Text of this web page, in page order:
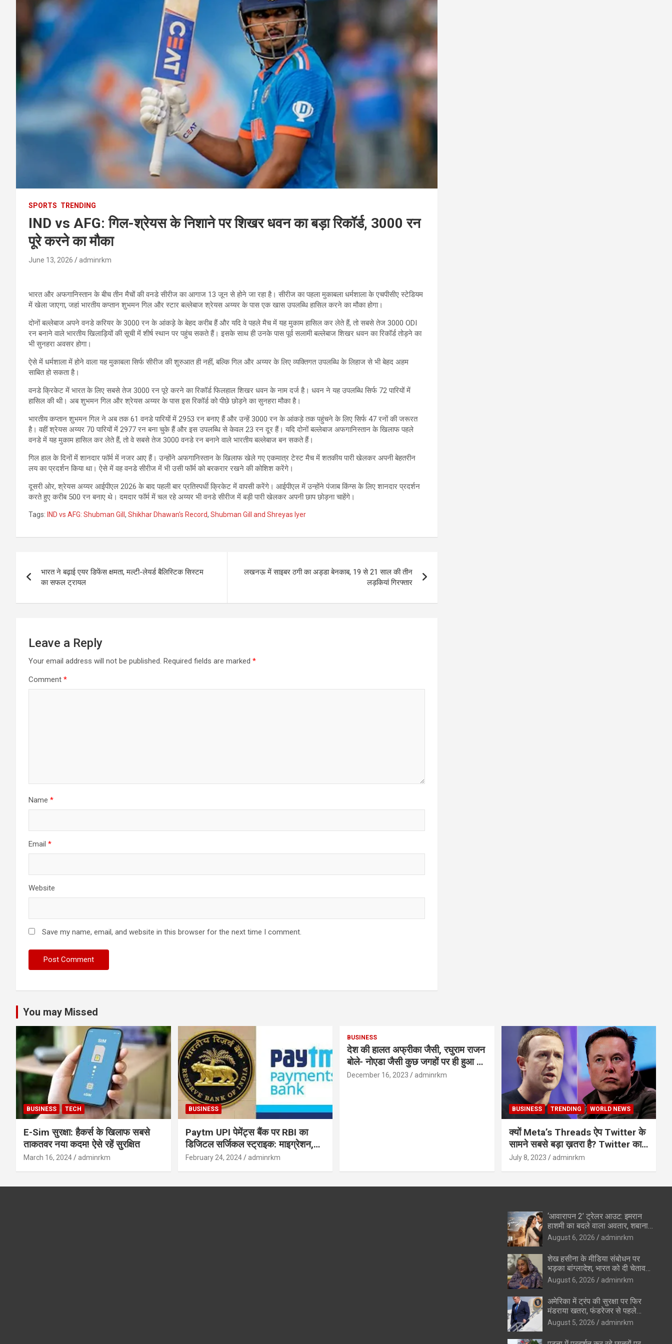
SPORTS TRENDING
IND vs AFG: गिल-श्रेयस के निशाने पर शिखर धवन का बड़ा रिकॉर्ड, 3000 रन
पूरे करने का मौका
June 13, 2026 adminrkm
भारत और अफगानिस्तान के बीच तीन मैचों की वनडे सीरीज का आगाज 13 जून से होने जा रहा है। सीरीज का पहला मुकाबला धर्मशाला के एचपीसीए स्टेडियम
में खेला जाएगा, जहां भारतीय कप्तान शुभमन गिल और स्टार बल्लेबाज श्रेयस अय्यर के पास एक खास उपलब्धि हासिल करने का मौका होगा।
दोनों बल्लेबाज अपने वनडे करियर के 3000 रन के आंकड़े के बेहद करीब हैं और यदि वे पहले मैच में यह मुकाम हासिल कर लेते हैं, तो सबसे तेज 3000 ODI
रन बनाने वाले भारतीय खिलाड़ियों की सूची में शीर्ष स्थान पर पहुंच सकते हैं। इसके साथ ही उनके पास पूर्व सलामी बल्लेबाज शिखर धवन का रिकॉर्ड तोड़ने का
भी सुनहरा अवसर होगा।
ऐसे में धर्मशाला में होने वाला यह मुकाबला सिर्फ सीरीज की शुरुआत ही नहीं, बल्कि गिल और अय्यर के लिए व्यक्तिगत उपलब्धि के लिहाज से भी बेहद अहम
साबित हो सकता है।
वनडे क्रिकेट में भारत के लिए सबसे तेज 3000 रन पूरे करने का रिकॉर्ड फिलहाल शिखर धवन के नाम दर्ज है। धवन ने यह उपलब्धि सिर्फ 72 पारियों में
हासिल की थी। अब शुभमन गिल और श्रेयस अय्यर के पास इस रिकॉर्ड को पीछे छोड़ने का सुनहरा मौका है।
भारतीय कप्तान शुभमन गिल ने अब तक 61 वनडे पारियों में 2953 रन बनाए हैं और उन्हें 3000 रन के आंकड़े तक पहुंचने के लिए सिर्फ 47 रनों की जरूरत
है। वहीं श्रेयस अय्यर 70 पारियों में 2977 रन बना चुके हैं और इस उपलब्धि से केवल 23 रन दूर हैं। यदि दोनों बल्लेबाज अफगानिस्तान के खिलाफ पहले
वनडे में यह मुकाम हासिल कर लेते हैं, तो वे सबसे तेज 3000 वनडे रन बनाने वाले भारतीय बल्लेबाज बन सकते हैं।
गिल हाल के दिनों में शानदार फॉर्म में नजर आए हैं। उन्होंने अफगानिस्तान के खिलाफ खेले गए एकमात्र टेस्ट मैच में शतकीय पारी खेलकर अपनी बेहतरीन
लय का प्रदर्शन किया था। ऐसे में वह वनडे सीरीज में भी उसी फॉर्म को बरकरार रखने की कोशिश करेंगे।
दूसरी ओर, श्रेयस अय्यर आईपीएल 2026 के बाद पहली बार प्रतिस्पर्धी क्रिकेट में वापसी करेंगे। आईपीएल में उन्होंने पंजाब किंग्स के लिए शानदार प्रदर्शन
करते हुए करीब 500 रन बनाए थे। दमदार फॉर्म में चल रहे अय्यर भी वनडे सीरीज में बड़ी पारी खेलकर अपनी छाप छोड़ना चाहेंगे।
Tags: IND vs AFG: Shubman Gill , Shikhar Dhawan's Record, Shubman Gill and Shreyas Iyer
navigation
भारत ने बढ़ाई एयर डिफेंस क्षमता, मल्टी-लेयर्ड बैलिस्टिक सिस्टम
का सफल ट्रायल
लखनऊ में साइबर ठगी का अड्डा बेनकाब, 19 से 21 साल की तीन
लड़कियां गिरफ्तार
Leave a Reply
Your email address will not be published. Required fields are marked *
Comment *
Name *
Email *
Website
Save my name, email, and website in this browser for the next time I comment.
You may Missed
BUSINESS TECH
E-Sim सुरक्षा: हैकर्स के खिलाफ सबसे
ताकतवर नया कदम! ऐसे रहें सुरक्षित
March 16, 2024 adminrkm
BUSINESS
Paytm UPI पेमेंट्स बैंक पर RBI का
डिजिटल सर्जिकल स्ट्राइक: माइग्रेशन,
सुरक्षा और उपयोगकर्ताओं के लिए सलाह!
February 24, 2024 adminrkm
BUSINESS
देश की हालत अफ्रीका जैसी, रघुराम राजन
बोले- नोएडा जैसी कुछ जगहों पर ही हुआ है
विकास : रघुराम राजन
December 16, 2023 adminrkm
BUSINESS TRENDING WORLD NEWS
क्यों Meta’s Threads ऐप Twitter के
सामने सबसे बड़ा ख़तरा है? Twitter का
अंत?
July 8, 2023 adminrkm
‘आवारापन 2’ ट्रेलर आउट: इमरान
हाशमी का बदले वाला अवतार, शबाना
आजमी के विलेन रोल ने उड़ाए होश
August 6, 2026 adminrkm
शेख हसीना के मीडिया संबोधन पर
भड़का बांग्लादेश, भारत को दी चेतावनी
—”रिश्ते सुधारने की कोशिशों को
पहुंचेगा नुकसान”
August 6, 2026 adminrkm
अमेरिका में ट्रंप की सुरक्षा पर फिर
मंडराया खतरा, फंडरेजर से पहले
हथियारों के साथ संदिग्ध पकड़ा गया
August 5, 2026 adminrkm